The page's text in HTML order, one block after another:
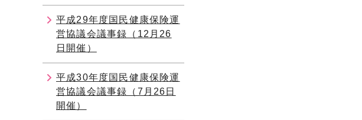
平成29年度国民健康保険運
営協議会議事録（12月26
日開催）
平成30年度国民健康保険運
営協議会議事録（7月26日
開催）